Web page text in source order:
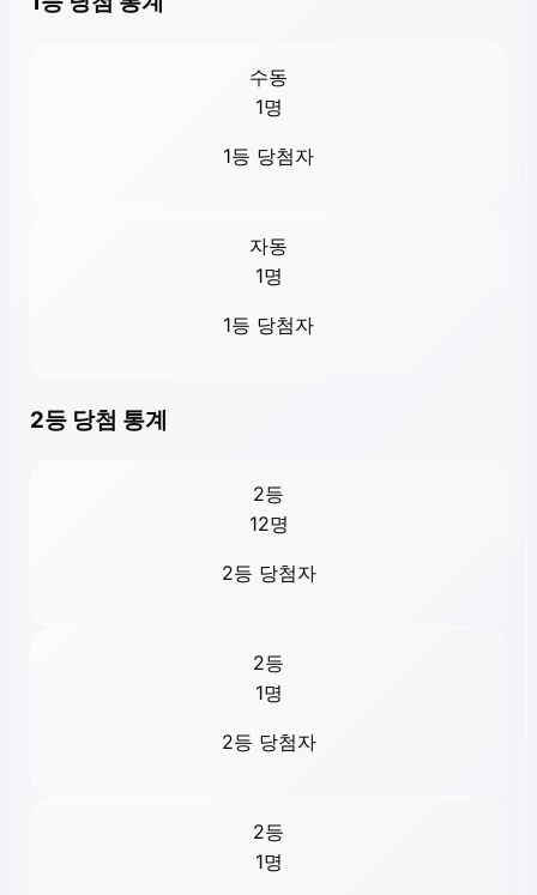
수동
1명
1등 당첨자
자동
1명
1등 당첨자
2등 당첨 통계
2등
12명
2등 당첨자
2등
1명
2등 당첨자
2등
1명